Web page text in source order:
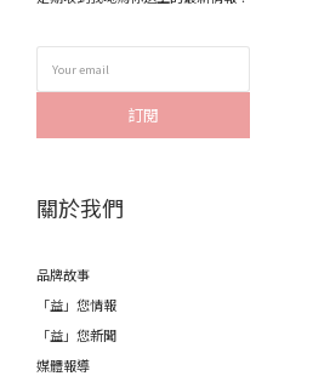
訂閱
關於我們
品牌故事
「益」您情報
「益」您新聞
媒體報導